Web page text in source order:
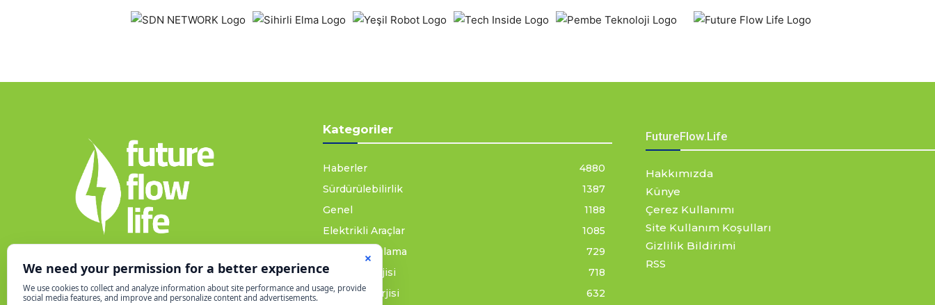
Yeşilce Mah. Yunus Emre Cd. No:8
34418 – Kâğıthane/İstanbul
Kategoriler
Haberler
4880
Sürdürülebilirlik
1387
Genel
1188
Elektrikli Araçlar
1085
Enerji Depolama
729
Güneş Enerjisi
718
Rüzgar Enerjisi
632
FutureFlow.Life
Hakkımızda
Künye
Çerez Kullanımı
Site Kullanım Koşulları
Gizlilik Bildirimi
RSS